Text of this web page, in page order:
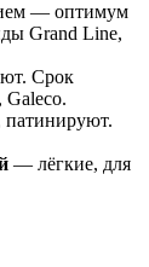
— оптимум
Grand Line,
Срок
— лёгкие, для